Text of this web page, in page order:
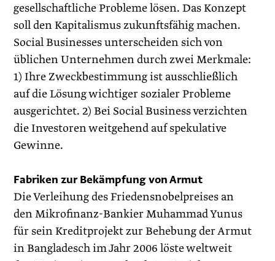
gesellschaftliche Probleme lösen. Das Konzept
soll den Kapitalismus zukunftsfähig machen.
Social Businesses unterscheiden sich von
üblichen Unternehmen durch zwei Merkmale:
1) Ihre Zweckbestimmung ist ausschließlich
auf die Lösung wichtiger sozialer Probleme
ausgerichtet. 2) Bei Social Business verzichten
die Investoren weitgehend auf spekulative
Gewinne.
Fabriken zur Bekämpfung von Armut
Die Verleihung des Friedensnobelpreises an
den Mikrofinanz-Bankier Muhammad Yunus
für sein Kreditprojekt zur Behebung der Armut
in Bangladesch im Jahr 2006 löste weltweit